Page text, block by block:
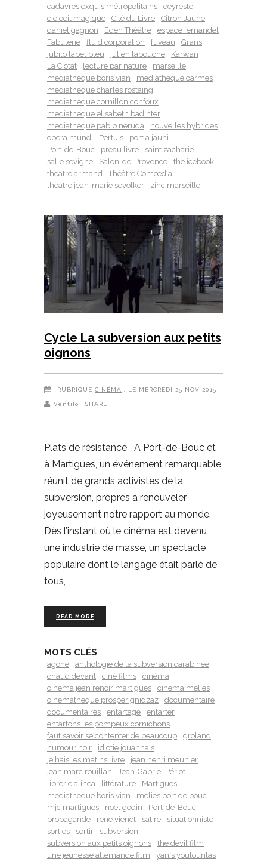
cadavres exquis métropolitains
ceyreste
cie oeil magique
Cité du Livre
Citron Jaune
daniel gagnon
Eden Théâtre
espace fernandel
Fabulerie
fluid corporation fuveau
Grans
jubilo label bleu
julien labouche
Karwan
La Ciotat
lecture par nature
marseille
mediatheque boris vian
mediatheque carmes
mediatheque charles rostaing
mediatheque cornillon confoux
mediatheque elisabeth badinter
mediatheque pablo neruda
nouvelles hybrides
opera mundi
Pertuis
port a jauni
Port-de-Bouc
preau livre
saint zacharie
salle sevigne
Salon-de-Provence
the icebook
theatre armand
Théâtre Comœdia
theatre jean-marie sevolker
zinc marseille
Cycle La subversion aux petits
oignons
RUBRIQUE CINÉMA , LE MERCREDI 25 NOV 2015
Ventilo SHARE
Plats de résistance A Port-de-Bouc et
à Martigues, un événement remarquable
réunit de grands activistes de la
subversion, propres à renouveler
joyeusement notre rapport au monde.
Dès l’instant où le cinéma est devenu
une industrie de masse, un spectacle
populaire dont le langage était parlé de
tous,
READ MORE
MOTS CLÉS
agone
anthologie de la subversion carabinee
chaud devant
ciné films
cinéma
cinema jean renoir martigues
cinema melies
cinematheque prosper gnidzaz
documentaire
documentaires
entartage
entarter
entartons les pompeux cornichons
faut savoir se contenter de beaucoup
groland
humour noir
idiotie jouannais
je hais les matins livre
jean henri meunier
jean marc rouillan
Jean-Gabriel Périot
librerie alinea
littérature
Martigues
mediatheque boris vian
melies port de bouc
mjc martigues
noel godin
Port-de-Bouc
propagande
rene vienet satire
situationniste
sorties
sortir
subversion
subversion aux petits oignons
the devil film
une jeunesse allemande film
yanis youlountas